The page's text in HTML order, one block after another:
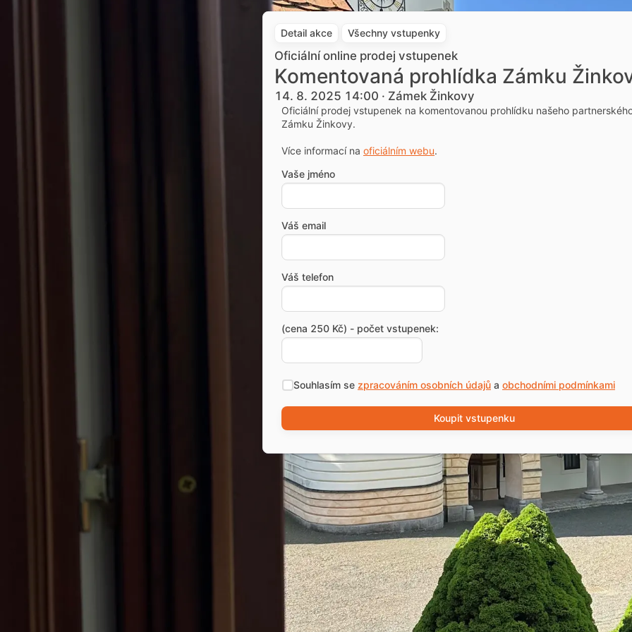
Detail akce Všechny vstupenky
Oficiální online prodej vstupenek
Komentovaná prohlídka Zámku
14. 8. 2025 14:00 · Zámek Žinkovy
Oficiální prodej vstupenek na komentovanou prohlídku našeho
Zámku Žinkovy.
Více informací na oficiálním webu.
Vaše jméno
Váš email
Váš telefon
(cena 250 Kč) - počet vstupenek:
Souhlasím se zpracováním osobních údajů a obchodními podmínkami
Koupit vstupenku